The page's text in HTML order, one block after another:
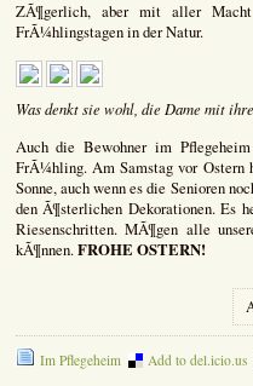
ZÃ¶gerlich, aber mit aller Macht
FrÃ¼hlingstagen in der Natur.
Was denkt sie wohl, die Dame mit
Auch die Bewohner im
FrÃ¼hling. Am Samstag vor
Sonne, auch wenn es die Senioren
den Ã¶sterlichen Dekorationen. Es
Riesenschritten. MÃ¶gen alle
kÃ¶nnen.FROHE OSTERN!
Im Pflegeheim Add to del.icio.us